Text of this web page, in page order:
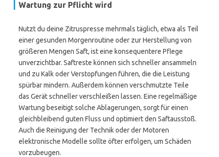
Wartung zur Pflicht wird
Nutzt du deine Zitruspresse mehrmals täglich, etwa als Teil
einer gesunden Morgenroutine oder zur Herstellung von
größeren Mengen Saft, ist eine konsequentere Pflege
unverzichtbar. Saftreste können sich schneller ansammeln
und zu Kalk oder Verstopfungen führen, die die Leistung
spürbar mindern. Außerdem können verschmutzte Teile
das Gerät schneller verschleißen lassen. Eine regelmäßige
Wartung beseitigt solche Ablagerungen, sorgt für einen
gleichbleibend guten Fluss und optimiert den Saftausstoß.
Auch die Reinigung der Technik oder der Motoren
elektronische Modelle sollte öfter erfolgen, um Schäden
vorzubeugen.